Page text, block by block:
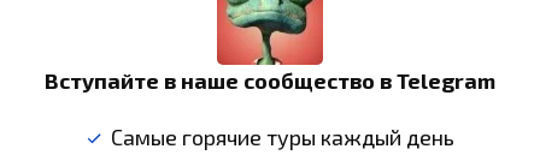
Вступайте в наше сообщество в Telegram
Самые горячие туры каждый день